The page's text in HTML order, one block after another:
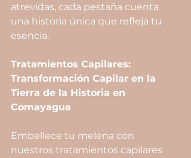
atrevidas, cada pestaña cuenta
una historia única que refleja tu
esencia.
Tratamientos Capilares:
Transformación Capilar en la
Tierra de la Historia en
Comayagua
Embellece tu melena con
nuestros tratamientos capilares